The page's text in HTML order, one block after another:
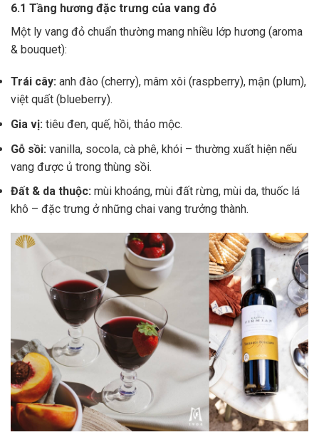
6.1 Tầng hương đặc trưng của vang đỏ
Một ly vang đỏ chuẩn thường mang nhiều lớp hương (aroma
& bouquet):
Trái cây: anh đào (cherry), mâm xôi (raspberry), mận (plum),
việt quất (blueberry).
Gia vị: tiêu đen, quế, hồi, thảo mộc.
Gỗ sồi: vanilla, socola, cà phê, khói – thường xuất hiện nếu
vang được ủ trong thùng sồi.
Đất & da thuộc: mùi khoáng, mùi đất rừng, mùi da, thuốc lá
khô – đặc trưng ở những chai vang trưởng thành.